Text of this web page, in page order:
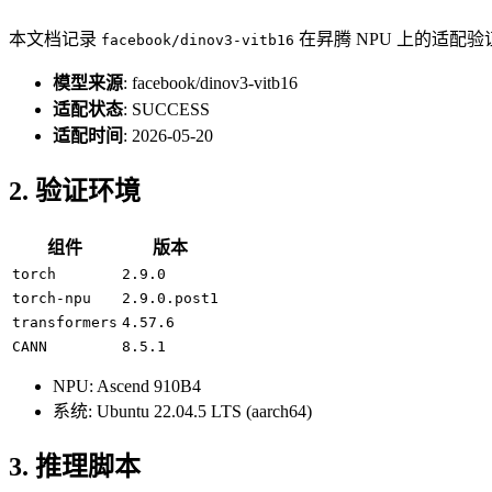
本文档记录 facebook/dinov3-vitb16 在昇腾 NPU 上的适配验
模型来源: facebook/dinov3-vitb16
适配状态: SUCCESS
适配时间 : 2026-05-20
2. 验证环境
组件 版本
torch
2.9.0
torch-npu
2.9.0.post1
transformers 4.57.6
CANN
8.5.1
NPU: Ascend 910B4
系统: Ubuntu 22.04.5 LTS (aarch64)
3. 推理脚本